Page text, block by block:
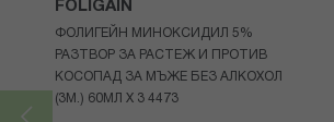
FOLIGAIN
ФОЛИГЕЙН МИНОКСИДИЛ 5%
РАЗТВОР ЗА РАСТЕЖ И ПРОТИВ
КОСОПАД ЗА МЪЖЕ БЕЗ АЛКОХОЛ
(3М.) 60МЛ X 3 4473